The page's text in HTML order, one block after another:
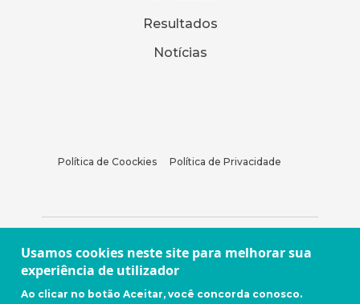
Resultados
Notícias
Política de Coockies Política de Privacidade
Usamos cookies neste site para melhorar sua
experiência de utilizador
Ao clicar no botão Aceitar, você concorda conosco.